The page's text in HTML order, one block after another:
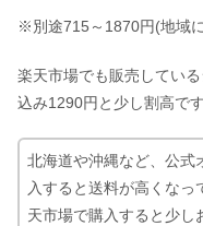
※別途715～1870円(地域
楽天市場でも販売してい
込み1290円と少し割高です
北海道や沖縄など、公式
入すると送料が高くなっ
天市場で購入すると少し